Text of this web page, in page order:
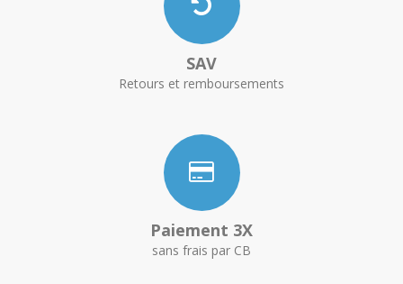
SAV
Retours et remboursements
Paiement 3X
sans frais par CB